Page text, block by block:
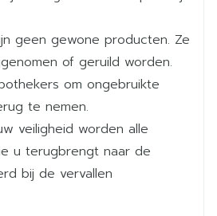
12 weken.
is aangewezen bij ouderen,
met krachtige CYP3A4
(verminderen van de dosis)
inductoren (verhogen van
die moeite hebben
van de tabletten: orale
(15°C -
geen gewone producten. Ze
of geruild worden.
om ongebruikte
te nemen.
veiligheid worden alle
u terugbrengt naar de
bij de vervallen